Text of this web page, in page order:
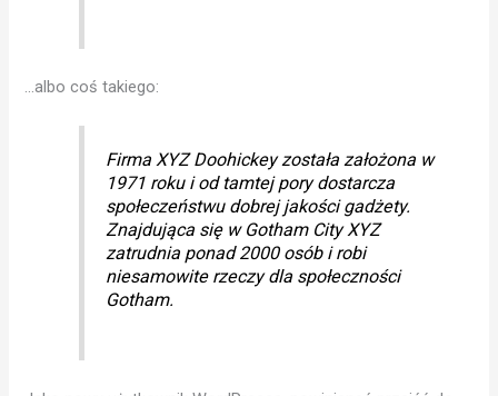
…albo coś takiego:
Firma XYZ Doohickey została założona w
1971 roku i od tamtej pory dostarcza
społeczeństwu dobrej jakości gadżety.
Znajdująca się w Gotham City XYZ
zatrudnia ponad 2000 osób i robi
niesamowite rzeczy dla społeczności
Gotham.